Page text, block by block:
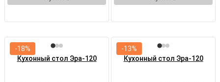
Кухонный стол Эра-120
-18%
Кухонный стол Эра-120
-13%